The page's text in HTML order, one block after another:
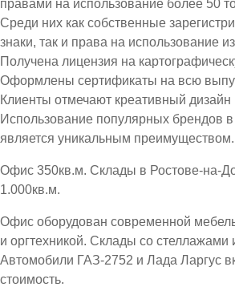
правами на использование более 50
Среди них как собственные
знаки, так и права на использование
Получена лицензия на
Оформлены сертификаты на всю
Клиенты отмечают креативный дизайн
Использование популярных брендов
является уникальным преимуществом.
Офис 350кв.м. Склады в Ростове-на-
1.000кв.м.
Офис оборудован современной
и оргтехникой. Склады со
Автомобили ГАЗ-2752 и Лада Ларгус
стоимость.